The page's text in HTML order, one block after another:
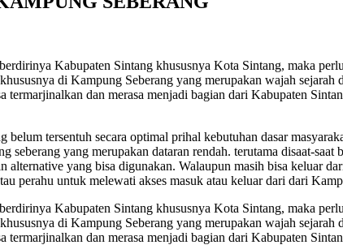
Kabupaten Sintang khususnya Kota Sintang, maka
di Kampung Seberang yang merupakan wajah
dan merasa menjadi bagian dari Kabupaten
tersentuh secara optimal prihal kebutuhan dasar
yang merupakan dataran rendah. terutama disaat-
yang bisa digunakan. Walaupun masih bisa keluar
perahu untuk melewati akses masuk atau keluar dari dari
Kabupaten Sintang khususnya Kota Sintang, maka
di Kampung Seberang yang merupakan wajah
dan merasa menjadi bagian dari Kabupaten